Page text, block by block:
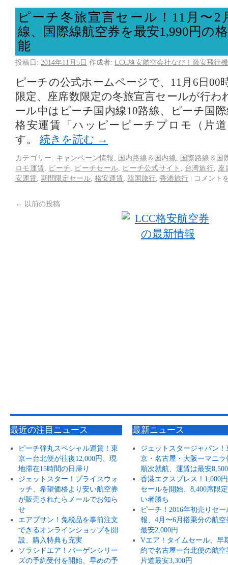
ピーチ冬旅宣言セール！11月〜2
線、国際線航空券を最安1,990円の
能
投稿日: 2014年11月5日 作成者: LCC格安航空会社なび！激安飛行
ピーチの公式ホームページで、11月6日00
限定、座席数限定の冬旅宣言セールが行わ
ール中はピーチ国内線10路線、ピーチ国
格安運賃「ハッピーピーチプロモ（片
す。 続きを読む →
カテゴリー: キャンペーン情報 国内路線＆国内線
国際路線＆国
ロモ運賃
ピーチ ピーチセール ピーチ公式サイト 台湾旅行, 座
安運賃 期間限定セール 格安運賃 韓国旅行 香港旅行 | コメント
← 以前の投稿
最近の注目ニュース
ピーチ弾丸スペシャル運賃！東
京ー台北便が往復12,000円、現
地滞在15時間の日帰り
ジェットスター！プライスウォ
ッチ、希望価格より安い航空券
が販売されたらメールでお知ら
せ
エアプサン！免税品を事前注文
できるオンラインショップを開
設、購入特典も充実
ソラシドエア！バーゲンシリー
ズの予約受付を開始、早めの予
最新ニュース
ジェットスタージャパン！
京・名古屋・大阪ーマニラ
順次就航、運賃は最安
香港エクスプレス！1,000
セールを開始、8,400席限
い者勝ち
ピーチ！2016年初売りセー
報、4月〜6月搭乗分の航空
最安2,000円
Vエア！タイムセール、早
約で名古屋ー台北便の航空
片道最安3,300円